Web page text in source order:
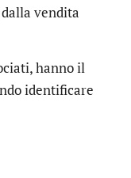
vendita
hanno il
identificare